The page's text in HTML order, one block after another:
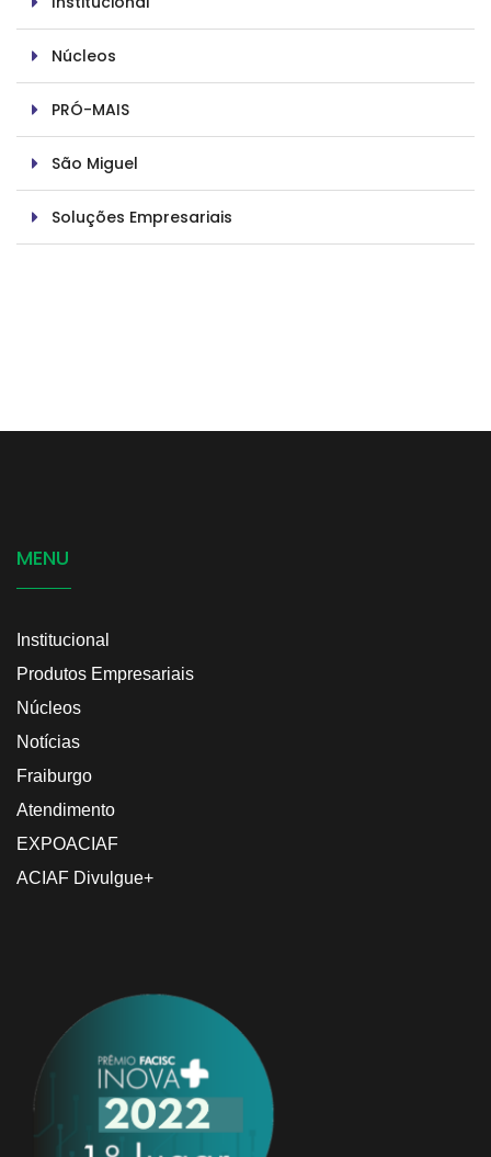
Núcleos
PRÓ-MAIS
São Miguel
Soluções Empresariais
MENU
Institucional
Produtos Empresariais
Núcleos
Notícias
Fraiburgo
Atendimento
EXPOACIAF
ACIAF Divulgue+